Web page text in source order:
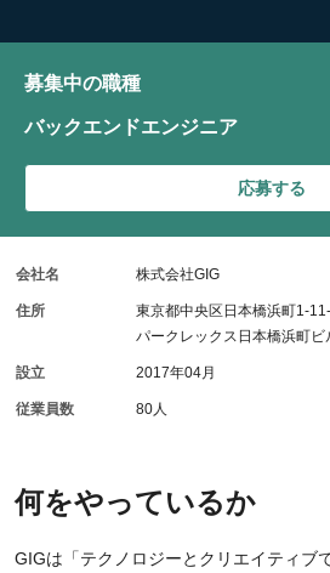
何をやっているか
GIGは「テクノロジーとクリエイティブ
募集中の職種
バックエンドエンジニア
応募する
会社名 株式会社GIG
住所
東京都中央区日本橋浜町1-
パークレックス日本橋浜町ビ
設立 2017年04月
従業員数 80人